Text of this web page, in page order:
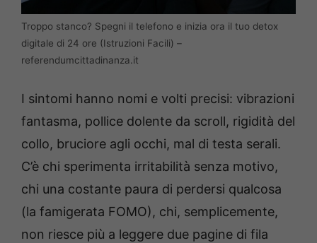
Troppo stanco? Spegni il telefono e inizia ora il tuo detox
digitale di 24 ore (Istruzioni Facili) –
referendumcittadinanza.it
I sintomi hanno nomi e volti precisi: vibrazioni
fantasma, pollice dolente da scroll, rigidità del
collo, bruciore agli occhi, mal di testa serali.
C’è chi sperimenta irritabilità senza motivo,
chi una costante paura di perdersi qualcosa
(la famigerata FOMO), chi, semplicemente,
non riesce più a leggere due pagine di fila